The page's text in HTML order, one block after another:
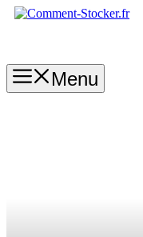
Aller
Menu